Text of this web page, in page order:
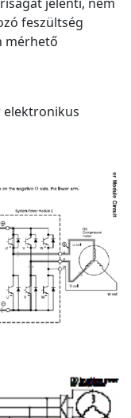
feszültség
mérhető
elektronikus